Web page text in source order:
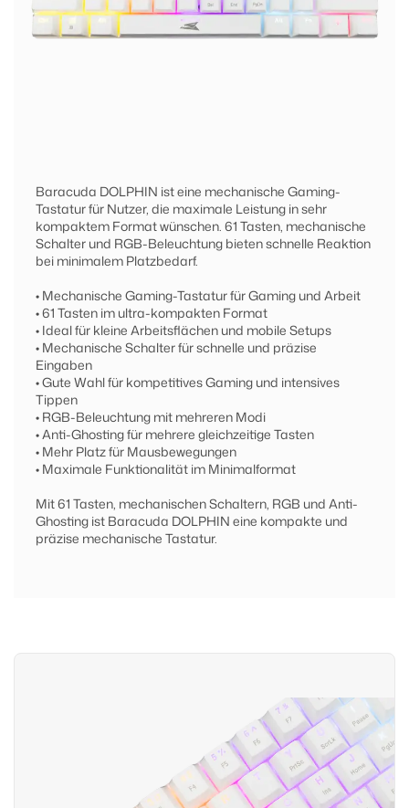
Baracuda DOLPHIN ist eine mechanische Gaming-
Tastatur für Nutzer, die maximale Leistung in sehr
kompaktem Format wünschen. 61 Tasten, mechanische
Schalter und RGB-Beleuchtung bieten schnelle Reaktion
bei minimalem Platzbedarf.
• Mechanische Gaming-Tastatur für Gaming und Arbeit
• 61 Tasten im ultra-kompakten Format
• Ideal für kleine Arbeitsflächen und mobile Setups
• Mechanische Schalter für schnelle und präzise
Eingaben
• Gute Wahl für kompetitives Gaming und intensives
Tippen
• RGB-Beleuchtung mit mehreren Modi
• Anti-Ghosting für mehrere gleichzeitige Tasten
• Mehr Platz für Mausbewegungen
• Maximale Funktionalität im Minimalformat
Mit 61 Tasten, mechanischen Schaltern, RGB und Anti-
Ghosting ist Baracuda DOLPHIN eine kompakte und
präzise mechanische Tastatur.